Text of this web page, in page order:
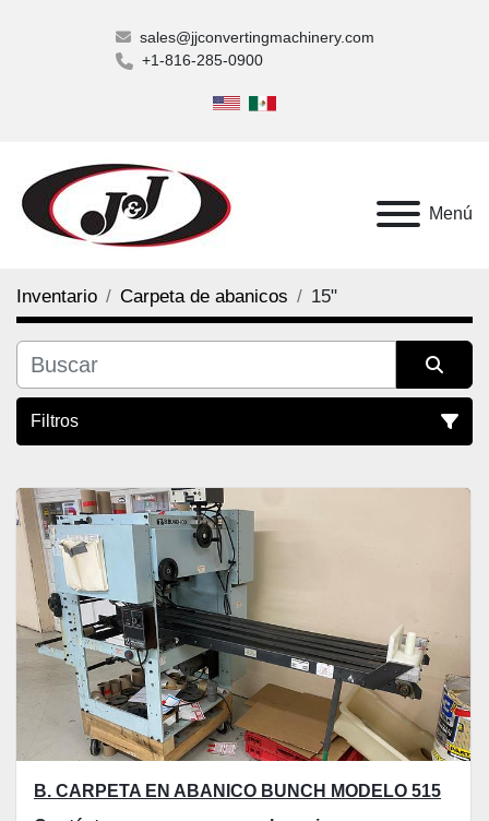
sales@jjconvertingmachinery.com
+1-816-285-0900
Menú
Inventario Carpeta de abanicos 15"
Filtros
15" (1)
Ordenar por
B. CARPETA EN ABANICO BUNCH MODELO 515